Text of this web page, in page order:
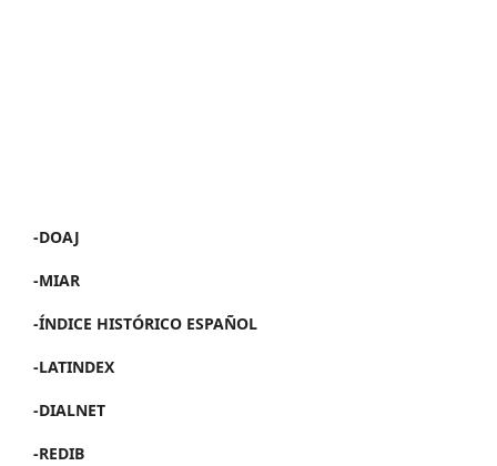
-DOAJ
-MIAR
-ÍNDICE HISTÓRICO ESPAÑOL
-LATINDEX
-DIALNET
-REDIB